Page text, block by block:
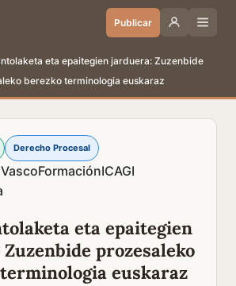
Publicar
eta epaitegien jarduera: Zuzenbide
berezko terminologia euskaraz
Derecho Procesal
FormaciónICAGI
eta epaitegien
prozesaleko
euskaraz